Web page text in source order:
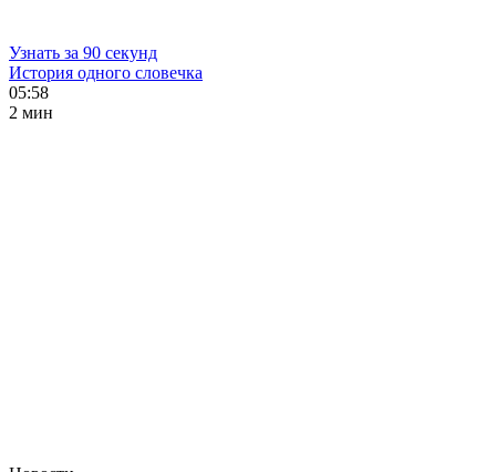
Узнать за 90 секунд
История одного словечка
05:58
2 мин